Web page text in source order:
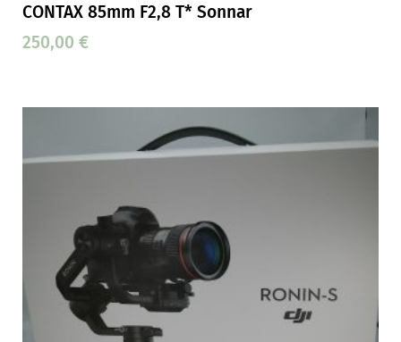
CONTAX 85mm F2,8 T* Sonnar
250,00 €